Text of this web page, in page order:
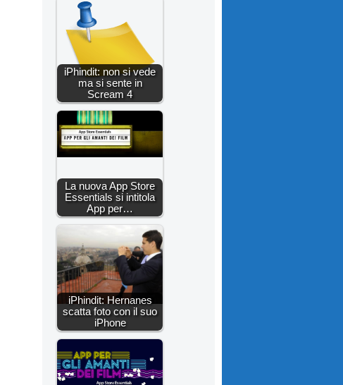
iPhindit: non si vede
ma si sente in
Scream 4
La nuova App Store
Essentials si intitola
App per…
iPhindit: Hernanes
scatta foto con il suo
iPhone